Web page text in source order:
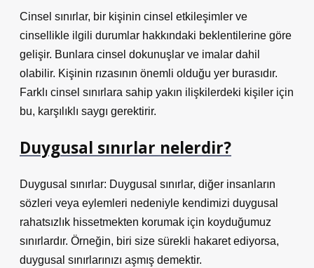
Cinsel sınırlar, bir kişinin cinsel etkileşimler ve
cinsellikle ilgili durumlar hakkındaki beklentilerine göre
gelişir. Bunlara cinsel dokunuşlar ve imalar dahil
olabilir. Kişinin rızasının önemli olduğu yer burasıdır.
Farklı cinsel sınırlara sahip yakın ilişkilerdeki kişiler için
bu, karşılıklı saygı gerektirir.
Duygusal sınırlar nelerdir?
Duygusal sınırlar: Duygusal sınırlar, diğer insanların
sözleri veya eylemleri nedeniyle kendimizi duygusal
rahatsızlık hissetmekten korumak için koyduğumuz
sınırlardır. Örneğin, biri size sürekli hakaret ediyorsa,
duygusal sınırlarınızı aşmış demektir.